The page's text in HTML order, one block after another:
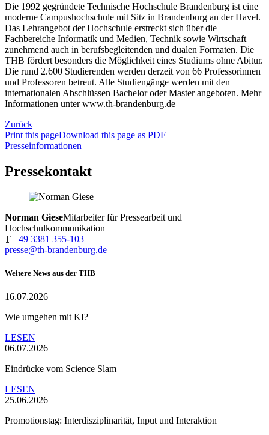
Die 1992 gegründete Technische Hochschule Brandenburg ist eine
moderne Campushochschule mit Sitz in Brandenburg an der Havel.
Das Lehrangebot der Hochschule erstreckt sich über die
Fachbereiche Informatik und Medien, Technik sowie Wirtschaft –
zunehmend auch in berufsbegleitenden und dualen Formaten. Die
THB fördert besonders die Möglichkeit eines Studiums ohne Abitur.
Die rund 2.600 Studierenden werden derzeit von 66 Professorinnen
und Professoren betreut. Alle Studiengänge werden mit den
internationalen Abschlüssen Bachelor oder Master angeboten. Mehr
Informationen unter www.th-brandenburg.de
Zurück
Print this pageDownload this page as PDF
Presseinformationen
Pressekontakt
Norman GieseMitarbeiter für Pressearbeit und
Hochschulkommunikation
T +49 3381 355-103
presse@th-brandenburg.de
Weitere News aus der THB
16.07.2026
Wie umgehen mit KI?
LESEN
06.07.2026
Eindrücke vom Science Slam
LESEN
25.06.2026
Promotionstag: Interdisziplinarität, Input und Interaktion